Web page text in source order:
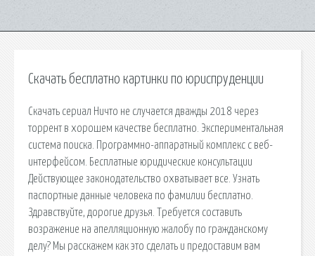
Скачать бесплатно картинки по юриспруденции
Скачать сериал Ничто не случается дважды 2018 через
торрент в хорошем качестве бесплатно. Экспериментальная
система поиска. Программно-аппаратный комплекс с веб-
интерфейсом. Бесплатные юридические консультации
Действующее законодательство охватывает все. Узнать
паспортные данные человека по фамилии бесплатно.
Здравствуйте, дорогие друзья. Требуется составить
возражение на апелляционную жалобу по гражданскому
делу? Мы расскажем как это сделать и предоставим вам